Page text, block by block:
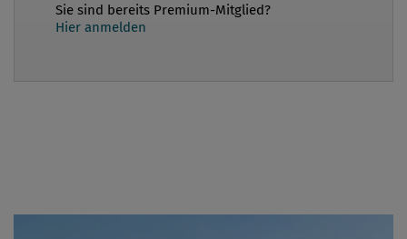
Sie sind bereits Premium-Mitglied?
Hier anmelden